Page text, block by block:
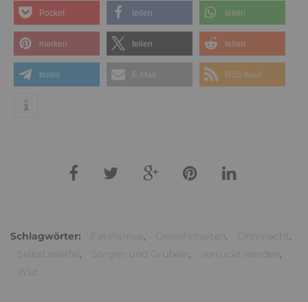
Pocket teilen teilen
merken teilen teilen
teilen E-Mail RSS-feed
Schlagwörter: , ,
,
, ,
,